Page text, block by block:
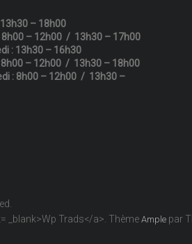
13h30 – 18h00
8h00 – 12h00 / 13h30 – 17h00
: 13h30 – 16h30
8h00 – 12h00 / 13h30 – 18h00
: 8h00 – 12h00 / 13h30 –
_blank>Wp Trads</a>. Thème Ample par